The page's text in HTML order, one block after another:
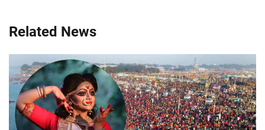
Related News